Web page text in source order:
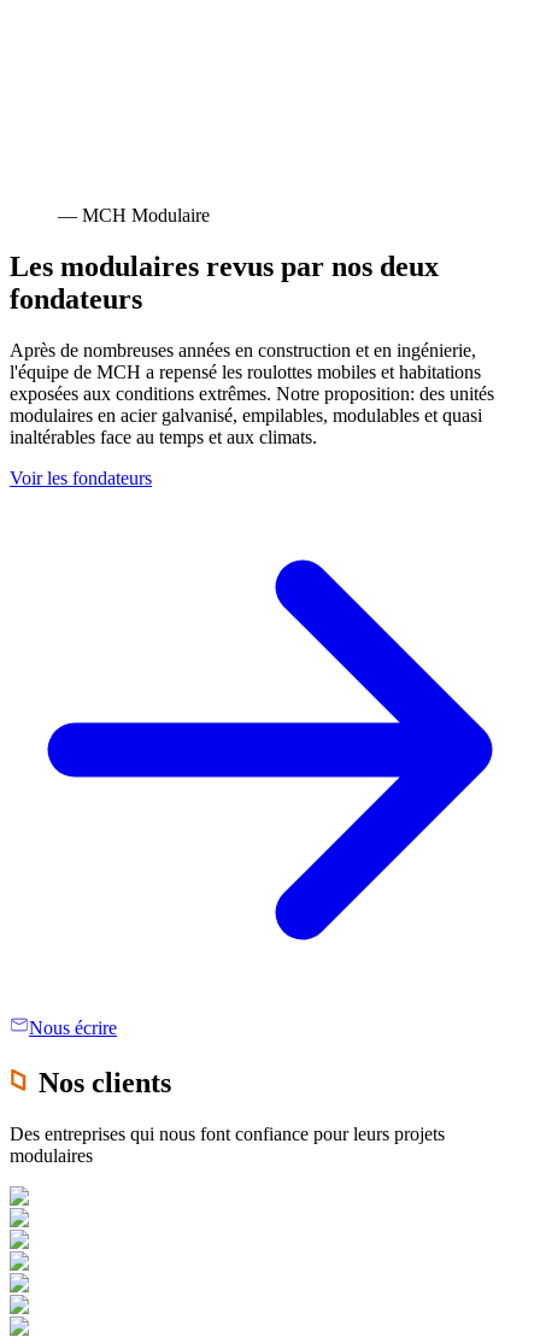
— MCH Modulaire
Les modulaires revus par nos deux
fondateurs
Après de nombreuses années en construction et en ingénierie,
l'équipe de MCH a repensé les roulottes mobiles et habitations
exposées aux conditions extrêmes. Notre proposition: des unités
modulaires en acier galvanisé, empilables, modulables et quasi
inaltérables face au temps et aux climats.
Voir les fondateurs
Nous écrire
Nos clients
Des entreprises qui nous font confiance pour leurs projets
modulaires